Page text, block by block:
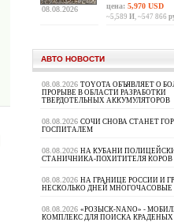
08.08.2026 цена: 5,970 USD
~5,589 И, ~547 866
АВТО НОВОСТИ
08.08.2026 TOYOTA ОБЪЯВЛЯЕТ О
ПРОРЫВЕ В ОБЛАСТИ РАЗРАБОТКИ
ТВЕРДОТЕЛЬНЫХ АККУМУЛЯТОРОВ
08.08.2026 СОЧИ СНОВА СТАНЕТ
ГОСПИТАЛЕМ
08.08.2026 НА КУБАНИ
СТАНИЧНИКА-ПОХИТИТЕЛЯ КОРОВ
08.08.2026 НА ГРАНИЦЕ РОССИИ И
НЕСКОЛЬКО ДНЕЙ МНОГОЧАСОВЫЕ
08.08.2026 «РОЗЫСК-NANO» -
КОМПЛЕКС ДЛЯ ПОИСКА